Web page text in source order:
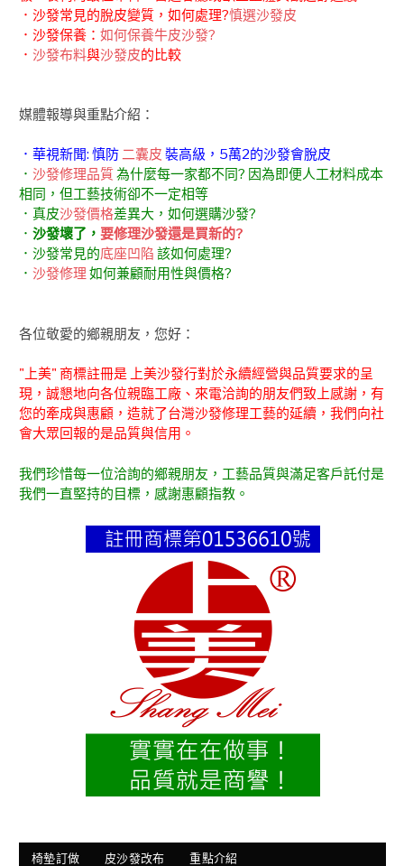
．沙發常見的脫皮變質，如何處理?慎選沙發皮
．沙發保養： 如何保養牛皮沙發?
． 沙發布料與沙發皮的比較
媒體報導與重點介紹：
．華視新聞: 慎防二囊皮 裝高級，5萬2的沙發會脫皮
． 沙發修理品質為什麼每一家都不同? 因為即便人工材料成本
相同，但工藝技術卻不一定相等
．真皮沙發價格差異大，如何選購沙發?
． 沙發壞了， 要修理沙發還是買新的?
．沙發常見的底座凹陷 該如何處理?
． 沙發修理 如何兼顧耐用性與價格?
各位敬愛的鄉親朋友，您好：
"上美" 商標註冊是 上美沙發行對於永續經營與品質要求的呈
現，誠懇地向各位親臨工廠、來電洽詢的朋友們致上感謝，有
您的牽成與惠顧，造就了台灣沙發修理工藝的延續，我們向社
會大眾回報的是品質與信用。
我們珍惜每一位洽詢的鄉親朋友，工藝品質與滿足客戶託付是
我們一直堅持的目標，感謝惠顧指教。
椅墊訂做 皮沙發改布 重點介紹